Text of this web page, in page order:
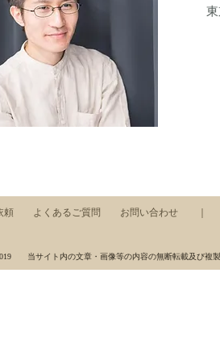
頼 よくあるご質問 お問い合わせ
ップ，東京藝術大学，芸術集団，展示，コンサート，アート，音楽，美術
当サイト内の文章・画像等の内容の無断転載及び複